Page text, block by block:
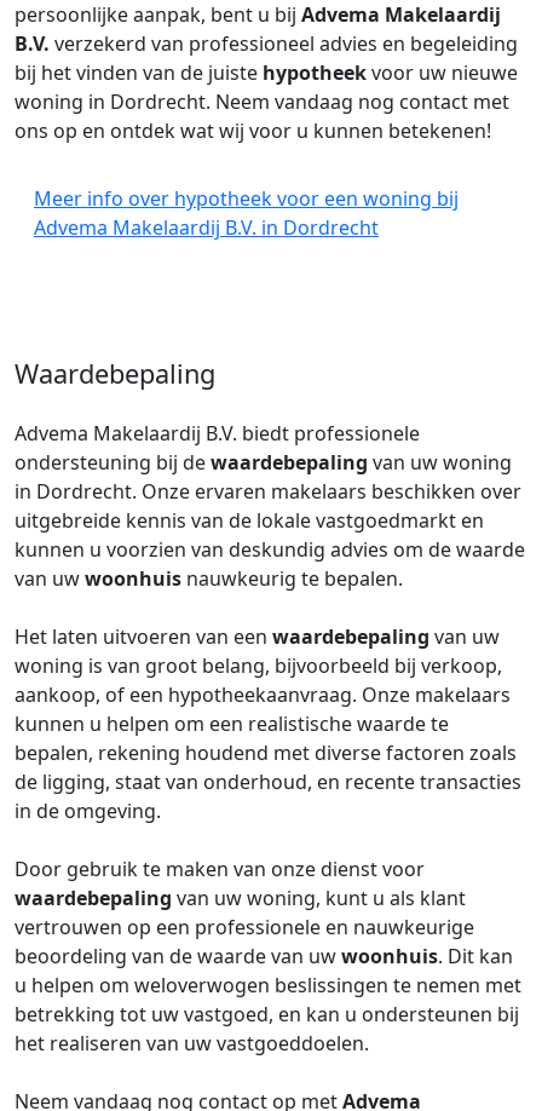
persoonlijke aanpak, bent u bij Advema Makelaardij
B.V. verzekerd van professioneel advies en begeleiding
bij het vinden van de juiste hypotheekvoor uw nieuwe
woning in Dordrecht. Neem vandaag nog contact met
ons op en ontdek wat wij voor u kunnen betekenen!
Meer info over hypotheek voor een woning bij
Advema Makelaardij B.V. in Dordrecht
Waardebepaling
Advema Makelaardij B.V. biedt professionele
ondersteuning bij dewaardebepaling van uw woning
in Dordrecht. Onze ervaren makelaars beschikken over
uitgebreide kennis van de lokale vastgoedmarkt en
kunnen u voorzien van deskundig advies om de waarde
van uwwoonhuis nauwkeurig te bepalen.
Het laten uitvoeren van een waardebepaling van uw
woning is van groot belang, bijvoorbeeld bij verkoop,
aankoop, of een hypotheekaanvraag. Onze makelaars
kunnen u helpen om een realistische waarde te
bepalen, rekening houdend met diverse factoren zoals
de ligging, staat van onderhoud, en recente transacties
in de omgeving.
Door gebruik te maken van onze dienst voor
waardebepaling van uw woning, kunt u als klant
vertrouwen op een professionele en nauwkeurige
beoordeling van de waarde van uwwoonhuis. Dit kan
u helpen om weloverwogen beslissingen te nemen met
betrekking tot uw vastgoed, en kan u ondersteunen bij
het realiseren van uw vastgoeddoelen.
Neem vandaag nog contact op metAdvema